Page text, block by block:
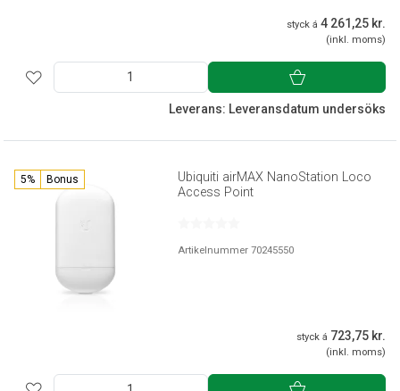
styck á 4 261,25 kr.
(inkl. moms)
Leverans: Leveransdatum undersöks
5% Bonus
Ubiquiti airMAX NanoStation Loco
Access Point
Artikelnummer 70245550
styck á 723,75 kr.
(inkl. moms)